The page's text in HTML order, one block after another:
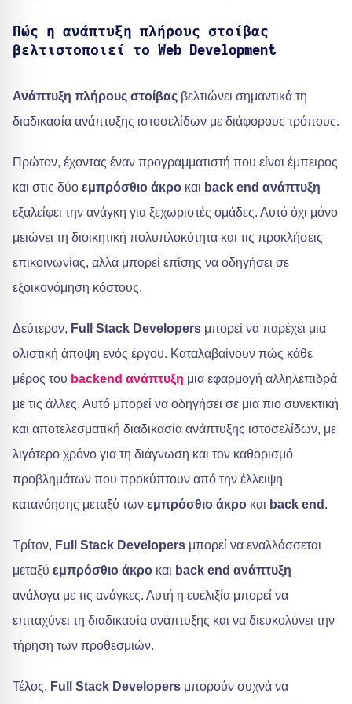
Πώς η ανάπτυξη πλήρους στοίβας
βελτιστοποιεί το Web Development
Ανάπτυξη πλήρους στοίβας βελτιώνει σημαντικά τη
διαδικασία ανάπτυξης ιστοσελίδων με διάφορους τρόπους.
Πρώτον, έχοντας έναν προγραμματιστή που είναι έμπειρος
και στις δύο εμπρόσθιο άκρο και back end ανάπτυξη
εξαλείφει την ανάγκη για ξεχωριστές ομάδες. Αυτό όχι μόνο
μειώνει τη διοικητική πολυπλοκότητα και τις προκλήσεις
επικοινωνίας, αλλά μπορεί επίσης να οδηγήσει σε
εξοικονόμηση κόστους.
Δεύτερον, Full Stack Developers μπορεί να παρέχει μια
ολιστική άποψη ενός έργου. Καταλαβαίνουν πώς κάθε
μέρος του backend ανάπτυξη μια εφαρμογή αλληλεπιδρά
με τις άλλες. Αυτό μπορεί να οδηγήσει σε μια πιο συνεκτική
και αποτελεσματική διαδικασία ανάπτυξης ιστοσελίδων, με
λιγότερο χρόνο για τη διάγνωση και τον καθορισμό
προβλημάτων που προκύπτουν από την έλλειψη
κατανόησης μεταξύ των εμπρόσθιο άκρο και back end .
Τρίτον, Full Stack Developers μπορεί να εναλλάσσεται
μεταξύ εμπρόσθιο άκρο και back end ανάπτυξη
ανάλογα με τις ανάγκες. Αυτή η ευελιξία μπορεί να
επιταχύνει τη διαδικασία ανάπτυξης και να διευκολύνει την
τήρηση των προθεσμιών.
Τέλος, Full Stack Developers μπορούν συχνά να